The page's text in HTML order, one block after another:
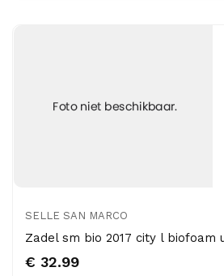
SELLE SAN MARCO
Zadel sm bio 2017 city l biofoam
€ 32.99